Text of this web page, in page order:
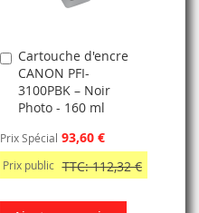
Cartouche d'encre
CANON PFI-
3100PBK – Noir
Photo - 160 ml
Prix Spécial 93,60 €
Prix public TTC: 112,32 €
Ajouter
au
panier